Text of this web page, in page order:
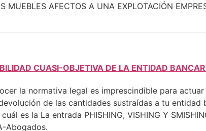
MUEBLES AFECTOS A UNA EXPLOTACIÓN
CUASI-OBJETIVA DE LA ENTIDAD
la normativa legal es imprescindible para
de las cantidades sustraídas a tu
es la La entrada PHISHING, VISHING Y
Abogados.